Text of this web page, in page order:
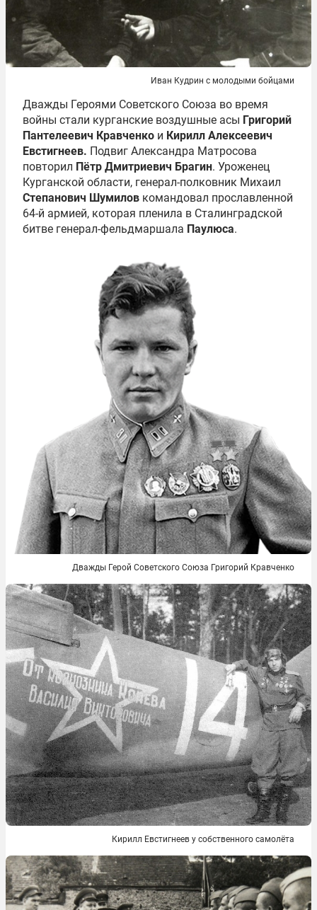
Иван Кудрин с молодыми бойцами
Дважды Героями Советского Союза во время
войны стали курганские воздушные асы Григорий
Пантелеевич Кравченко и Кирилл Алексеевич
Евстигнеев. Подвиг Александра Матросова
повторил Пётр Дмитриевич Брагин. Уроженец
Курганской области, генерал-полковник Михаил
Степанович Шумилов командовал прославленной
64-й армией, которая пленила в Сталинградской
битве генерал-фельдмаршала Паулюса.
Дважды Герой Советского Союза Григорий Кравченко
Кирилл Евстигнеев у собственного самолёта